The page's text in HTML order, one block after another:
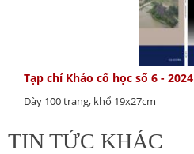
Tạp chí Khảo cổ học số 6 - 2024
Dày 100 trang, khổ 19x27cm
TIN TỨC KHÁC